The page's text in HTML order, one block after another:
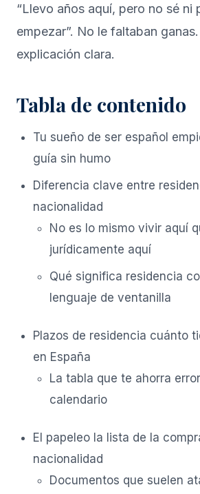
“Llevo años aquí, pero no sé ni
empezar”. No le faltaban
explicación clara.
Tabla de contenido
Tu sueño de ser español
guía sin humo
Diferencia clave entre
nacionalidad
No es lo mismo vivir aquí
jurídicamente aquí
Qué significa residencia
lenguaje de ventanilla
Plazos de residencia cuánto
en España
La tabla que te ahorra
calendario
El papeleo la lista de la
nacionalidad
Documentos que suelen